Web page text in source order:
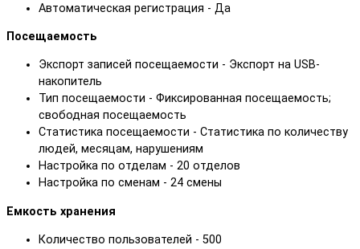
Автоматическая регистрация - Да
Посещаемость
Экспорт записей посещаемости - Экспорт на USB-
накопитель
Тип посещаемости - Фиксированная посещаемость;
свободная посещаемость
Статистика посещаемости - Статистика по количеству
людей, месяцам, нарушениям
Настройка по отделам - 20 отделов
Настройка по сменам - 24 смены
Емкость хранения
Количество пользователей - 500